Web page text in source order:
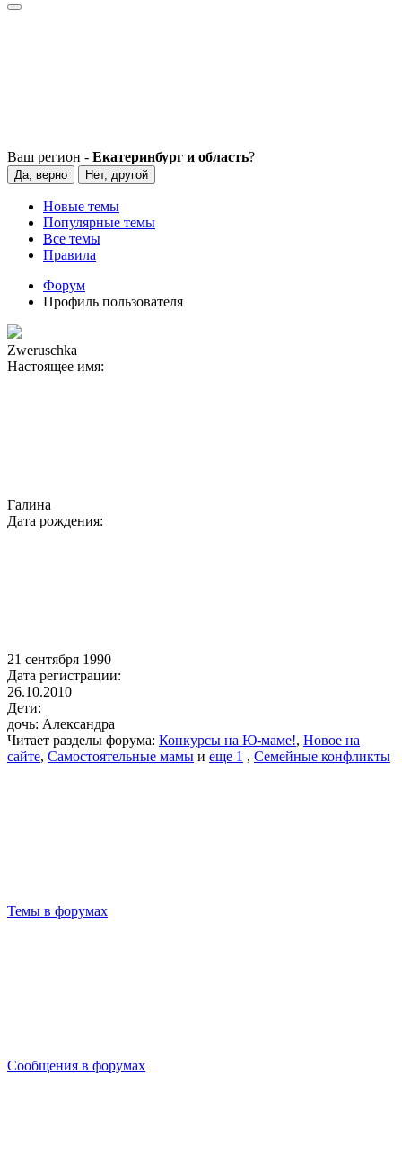
Ваш регион - Екатеринбург и область?
Да, верно Нет, другой
Новые темы
Популярные темы
Все темы
Правила
Форум
Профиль пользователя
Zweruschka
Настоящее имя:
Галина
Дата рождения:
21 сентября 1990
Дата регистрации:
26.10.2010
Дети:
дочь: Александра
Читает разделы форума: Конкурсы на Ю-маме!, Новое на
сайте, Самостоятельные мамы и еще 1 , Семейные конфликты
Темы в форумах
Сообщения в форумах